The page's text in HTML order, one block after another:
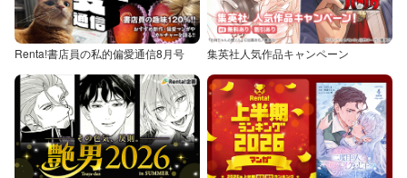
Renta!書店員の私的偏愛通信8月号 集英社人気作品キャンペーン